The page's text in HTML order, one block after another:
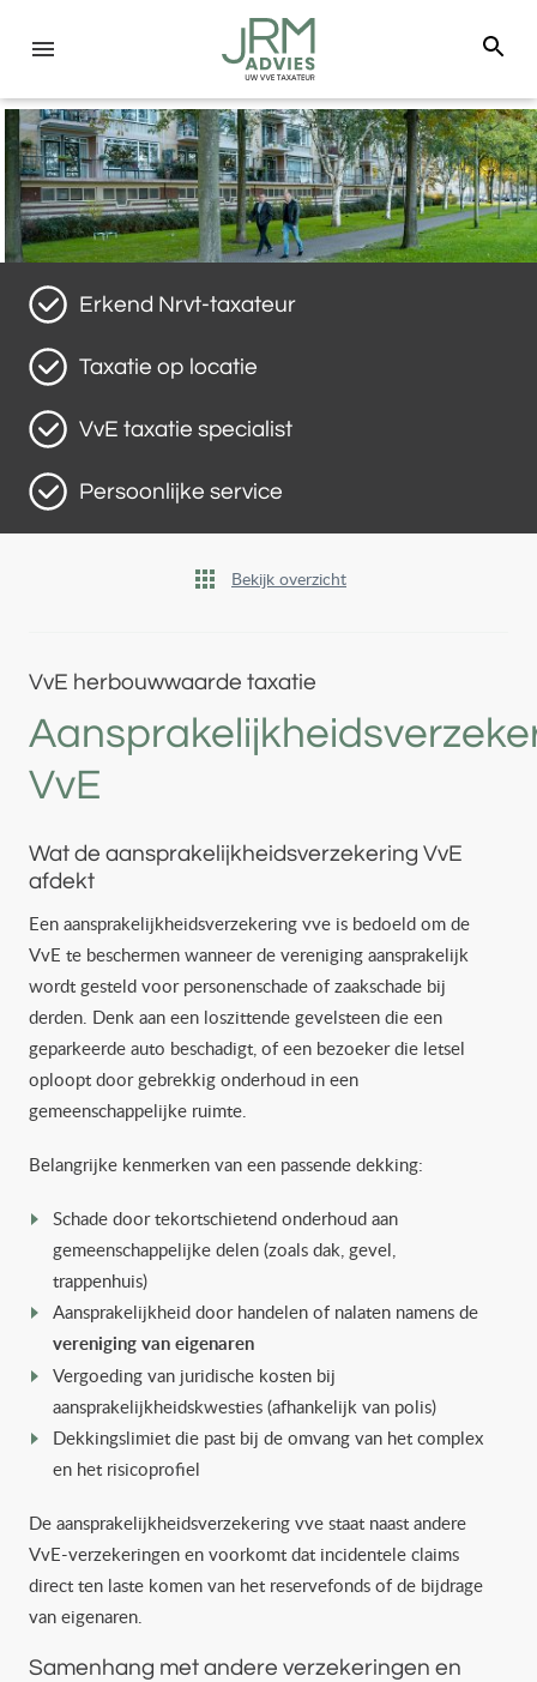
Erkend Nrvt-taxateur
Taxatie op locatie
VvE taxatie specialist
Persoonlijke service
Bekijk overzicht
VvE herbouwwaarde taxatie
VvE
Wat de aansprakelijkheidsverzekering VvE
afdekt
Een aansprakelijkheidsverzekering vve is bedoeld om de
VvE te beschermen wanneer de vereniging aansprakelijk
wordt gesteld voor personenschade of zaakschade bij
derden. Denk aan een loszittende gevelsteen die een
geparkeerde auto beschadigt, of een bezoeker die letsel
oploopt door gebrekkig onderhoud in een
gemeenschappelijke ruimte.
Belangrijke kenmerken van een passende dekking:
Schade door tekortschietend onderhoud aan
gemeenschappelijke delen (zoals dak, gevel,
trappenhuis)
Aansprakelijkheid door handelen of nalaten namens de
vereniging van eigenaren
Vergoeding van juridische kosten bij
aansprakelijkheidskwesties (afhankelijk van polis)
Dekkingslimiet die past bij de omvang van het complex
en het risicoprofiel
De aansprakelijkheidsverzekering vve staat naast andere
VvE-verzekeringen en voorkomt dat incidentele claims
direct ten laste komen van het reservefonds of de bijdrage
van eigenaren.
Samenhang met andere verzekeringen en